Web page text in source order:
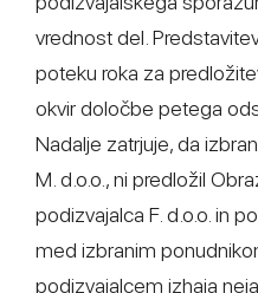
vrednost del.
poteku roka za
okvir določbe petega
Nadalje zatrjuje, da
M. d.o.o., ni predložil
podizvajalca F. d.o.o. in
med izbranim
podizvajalcem izhaja